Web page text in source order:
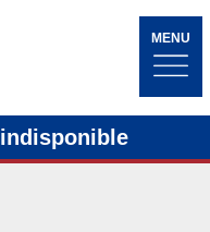
MENU
indisponible